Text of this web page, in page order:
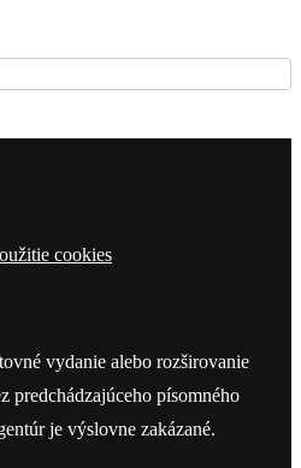
cookies
vydanie alebo rozširovanie
predchádzajúceho písomného
je výslovne zakázané.